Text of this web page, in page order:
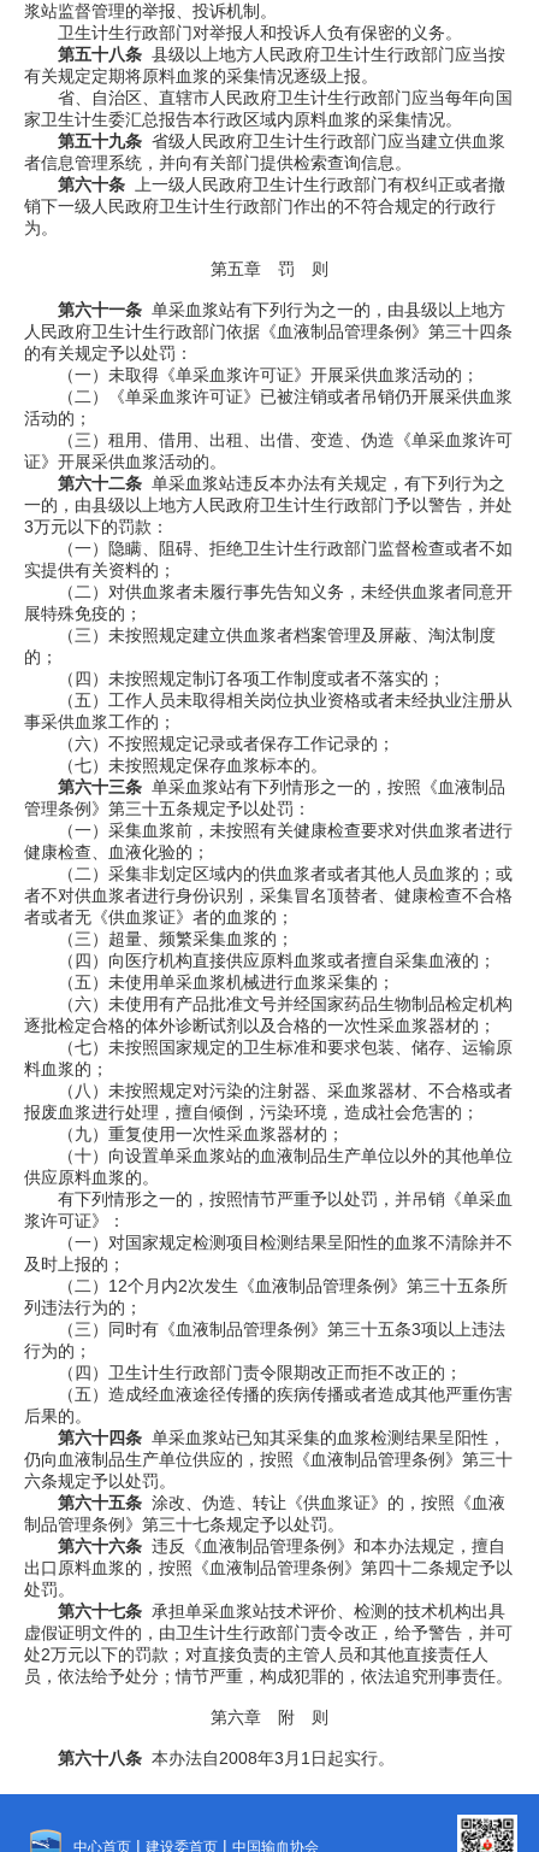
浆站监督管理的举报、投诉机制。
卫生计生行政部门对举报人和投诉人负有保密的义务。
第五十八条 县级以上地方人民政府卫生计生行政部门应当按
有关规定定期将原料血浆的采集情况逐级上报。
省、自治区、直辖市人民政府卫生计生行政部门应当每年向国
家卫生计生委汇总报告本行政区域内原料血浆的采集情况。
第五十九条 省级人民政府卫生计生行政部门应当建立供血浆
者信息管理系统，并向有关部门提供检索查询信息。
第六十条
上一级人民政府卫生计生行政部门有权纠正或者撤
销下一级人民政府卫生计生行政部门作出的不符合规定的行政行
为。
第五章 罚 则
第六十一条 单采血浆站有下列行为之一的，由县级以上地方
人民政府卫生计生行政部门依据《血液制品管理条例》第三十四条
的有关规定予以处罚：
（一）未取得《单采血浆许可证》开展采供血浆活动的；
（二）《单采血浆许可证》已被注销或者吊销仍开展采供血浆
活动的；
（三）租用、借用、出租、出借、变造、伪造《单采血浆许可
证》开展采供血浆活动的。
第六十二条 单采血浆站违反本办法有关规定，有下列行为之
一的，由县级以上地方人民政府卫生计生行政部门予以警告，并处
3万元以下的罚款：
（一）隐瞒、阻碍、拒绝卫生计生行政部门监督检查或者不如
实提供有关资料的；
（二）对供血浆者未履行事先告知义务，未经供血浆者同意开
展特殊免疫的；
（三）未按照规定建立供血浆者档案管理及屏蔽、淘汰制度
的；
（四）未按照规定制订各项工作制度或者不落实的；
（五）工作人员未取得相关岗位执业资格或者未经执业注册从
事采供血浆工作的；
（六）不按照规定记录或者保存工作记录的；
（七）未按照规定保存血浆标本的。
第六十三条 单采血浆站有下列情形之一的，按照《血液制品
管理条例》第三十五条规定予以处罚：
（一）采集血浆前，未按照有关健康检查要求对供血浆者进行
健康检查、血液化验的；
（二）采集非划定区域内的供血浆者或者其他人员血浆的；或
者不对供血浆者进行身份识别，采集冒名顶替者、健康检查不合格
者或者无《供血浆证》者的血浆的；
（三）超量、频繁采集血浆的；
（四）向医疗机构直接供应原料血浆或者擅自采集血液的；
（五）未使用单采血浆机械进行血浆采集的；
（六）未使用有产品批准文号并经国家药品生物制品检定机构
逐批检定合格的体外诊断试剂以及合格的一次性采血浆器材的；
（七）未按照国家规定的卫生标准和要求包装、储存、运输原
料血浆的；
（八）未按照规定对污染的注射器、采血浆器材、不合格或者
报废血浆进行处理，擅自倾倒，污染环境，造成社会危害的；
（九）重复使用一次性采血浆器材的；
（十）向设置单采血浆站的血液制品生产单位以外的其他单位
供应原料血浆的。
有下列情形之一的，按照情节严重予以处罚，并吊销《单采血
浆许可证》：
（一）对国家规定检测项目检测结果呈阳性的血浆不清除并不
及时上报的；
（二） 12个月内2次发生《血液制品管理条例》第三十五条所
列违法行为的；
（三）同时有《血液制品管理条例》第三十五条3项以上违法
行为的；
（四）卫生计生行政部门责令限期改正而拒不改正的；
（五）造成经血液途径传播的疾病传播或者造成其他严重伤害
后果的。
第六十四条 单采血浆站已知其采集的血浆检测结果呈阳性，
仍向血液制品生产单位供应的，按照《血液制品管理条例》第三十
六条规定予以处罚。
第六十五条 涂改、伪造、转让《供血浆证》的，按照《血液
制品管理条例》第三十七条规定予以处罚。
第六十六条 违反《血液制品管理条例》和本办法规定，擅自
出口原料血浆的，按照《血液制品管理条例》第四十二条规定予以
处罚。
第六十七条 承担单采血浆站技术评价、检测的技术机构出具
虚假证明文件的，由卫生计生行政部门责令改正，给予警告，并可
处2万元以下的罚款；对直接负责的主管人员和其他直接责任人
员，依法给予处分；情节严重，构成犯罪的，依法追究刑事责任。
第六章 附 则
第六十八条 本办法自2008年3 月 1 日起实行。
中心首页| 建设委首页| 中国输血协会